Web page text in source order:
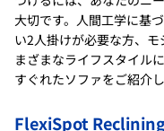
大切です。人間工学に基
い2人掛けが必要な方、
まざまなライフスタイル
すぐれたソファをご紹介し
FlexiSpot